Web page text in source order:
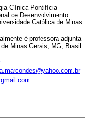
Clínica Pontifícia
de Desenvolvimento
Católica de Minas
é professora adjunta
Minas Gerais, MG, Brasil.